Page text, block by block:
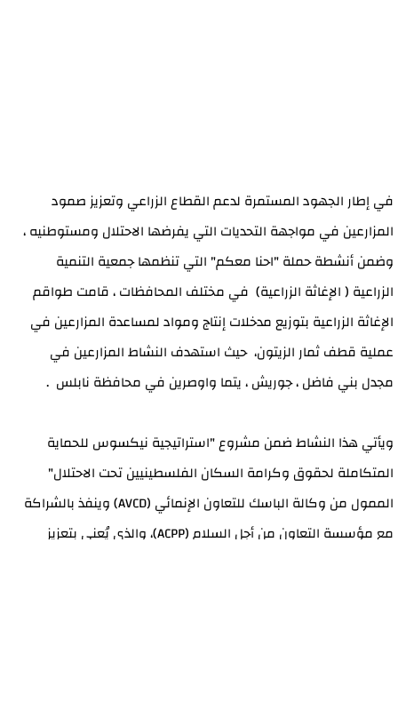
في إطار الجهود المستمرة لدعم القطاع الزراعي وتعزيز صمود
المزارعين في مواجهة التحديات التي يفرضها الاحتلال ومستوطنيه ،
وضمن أنشطة حملة "احنا معكم" التي تنظمها جمعية التنمية
الزراعية ( الإغاثة الزراعية) في مختلف المحافظات ، قامت طواقم
الإغاثة الزراعية بتوزيع مدخلات إنتاج ومواد لمساعدة المزارعين في
عملية قطف ثمار الزيتون، حيث استهدف النشاط المزارعين في
مجدل بني فاضل ، جوريش ، يتما واوصرين في محافظة نابلس .
ويأتي هذا النشاط ضمن مشروع "استراتيجية نيكسوس للحماية
المتكاملة لحقوق وكرامة السكان الفلسطينيين تحت الاحتلال"
الممول من وكالة الباسك للتعاون الإنمائي (AVCD) وينفذ بالشراكة
مع مؤسسة التعاون من أجل السلام (ACPP)، والذي يُعنى بتعزيز